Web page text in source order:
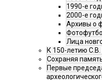
1990-е
2000-е
Архивы о
Лица
К 150-летию
Сохраняя
Первые